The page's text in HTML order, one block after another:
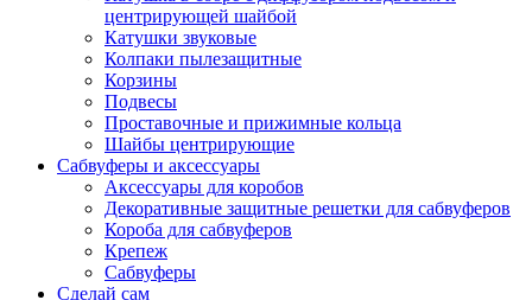
центрирующей шайбой
Катушки звуковые
Колпаки пылезащитные
Корзины
Подвесы
Проставочные и прижимные кольца
Шайбы центрирующие
Сабвуферы и аксессуары
Аксессуары для коробов
Декоративные защитные решетки для сабвуферов
Короба для сабвуферов
Крепеж
Сабвуферы
Сделай сам